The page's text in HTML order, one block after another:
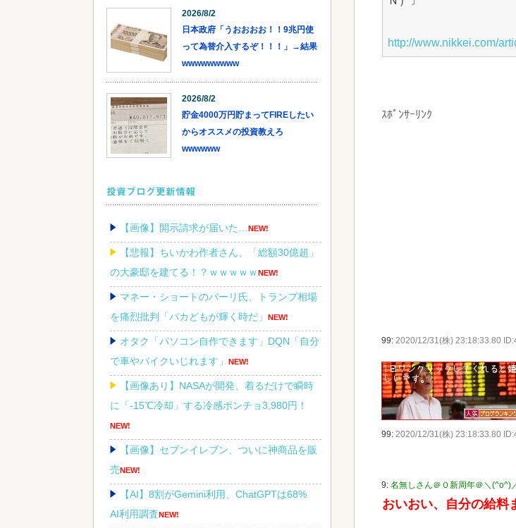
http://www.nikkei.com/
ｽﾎﾟﾝｻｰﾘﾝｸ
99: 2020/12/31(株) 23:18:33.80
99: 2020/12/31(株) 23:18:33.80
9: 名無しさん＠０新周年＠＼(^o^)
おいおい、自分の給料
2026/8/2
日本政府「うおおおお！！9兆円使
って為替介入するぞ！！！」→結果
wwwwwwwww
2026/8/2
貯金4000万円貯まってFIREしたい
からオススメの投資教えろ
wwwwww
投資ブログ更新情報
【画像】開示請求が届いた… NEW!
【悲報】ちいかわ作者さん、「総額30億超」
の大豪邸を建てる！？ｗｗｗｗｗNEW!
マネー・ショートのバーリ氏、トランプ相場
を痛烈批判「バカどもが輝く時だ」
NEW!
オタク「パソコン自作できます」DQN「自分
で車やバイクいじれます」
NEW!
【画像あり】NASAが開発、着るだけで瞬時
に「-15℃冷却」する冷感ポンチョ3,980円！
NEW!
【画像】セブンイレブン、ついに神商品を販
売NEW!
【AI】8割がGemini利用、ChatGPTは68%
AI利用調査NEW!